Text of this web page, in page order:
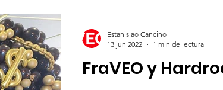
FraVEO y
Estanislao Cancino
13 jun 2022
1 min de lectura